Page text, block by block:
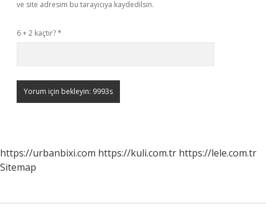
ve site adresim bu tarayıcıya kaydedilsin.
6 + 2 kaçtır?*
https://urbanbixi.com https://kuli.com.tr https://lele.com.tr
Sitemap